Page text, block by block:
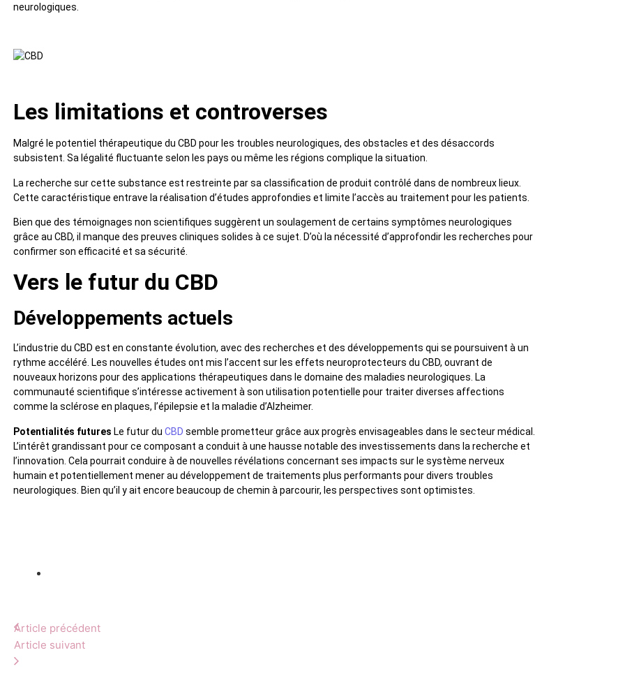
neurologiques.
Les limitations et controverses
Malgré le potentiel thérapeutique du CBD pour les troubles neurologiques, des obstacles et des désaccords
subsistent. Sa légalité fluctuante selon les pays ou même les régions complique la situation.
La recherche sur cette substance est restreinte par sa classification de produit contrôlé dans de nombreux lieux.
Cette caractéristique entrave la réalisation d’études approfondies et limite l’accès au traitement pour les patients.
Bien que des témoignages non scientifiques suggèrent un soulagement de certains symptômes neurologiques
grâce au CBD, il manque des preuves cliniques solides à ce sujet. D’où la nécessité d’approfondir les recherches pour
confirmer son efficacité et sa sécurité.
Vers le futur du CBD
Développements actuels
L’industrie du CBD est en constante évolution, avec des recherches et des développements qui se poursuivent à un
rythme accéléré. Les nouvelles études ont mis l’accent sur les effets neuroprotecteurs du CBD, ouvrant de
nouveaux horizons pour des applications thérapeutiques dans le domaine des maladies neurologiques. La
communauté scientifique s’intéresse activement à son utilisation potentielle pour traiter diverses affections
comme la sclérose en plaques, l’épilepsie et la maladie d’Alzheimer.
Potentialités futures Le futur du CBD semble prometteur grâce aux progrès envisageables dans le secteur médical.
L’intérêt grandissant pour ce composant a conduit à une hausse notable des investissements dans la recherche et
l’innovation. Cela pourrait conduire à de nouvelles révélations concernant ses impacts sur le système nerveux
humain et potentiellement mener au développement de traitements plus performants pour divers troubles
neurologiques. Bien qu’il y ait encore beaucoup de chemin à parcourir, les perspectives sont optimistes.
Article précédent
Article suivant